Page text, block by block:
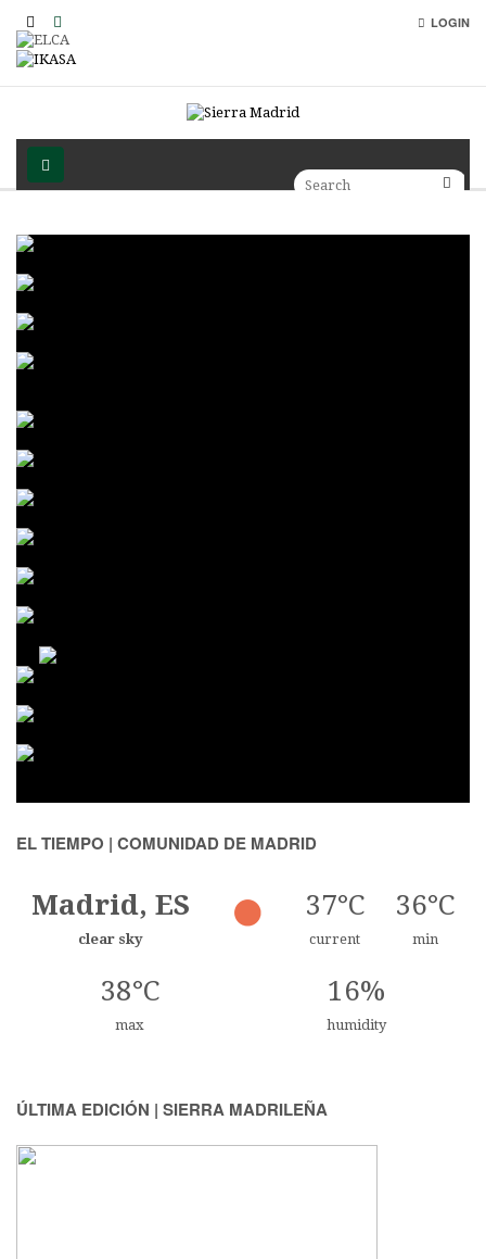
LOGIN
EL TIEMPO | COMUNIDAD DE MADRID
Madrid, ES
clear sky
37°C
current
36°C
min
38°C
max
16%
humidity
ÚLTIMA EDICIÓN | SIERRA MADRILEÑA